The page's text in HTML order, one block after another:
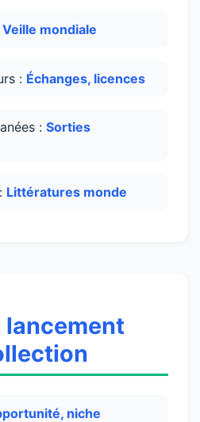
Veille mondiale
: Échanges, licences
: Sorties
Littératures monde
niche